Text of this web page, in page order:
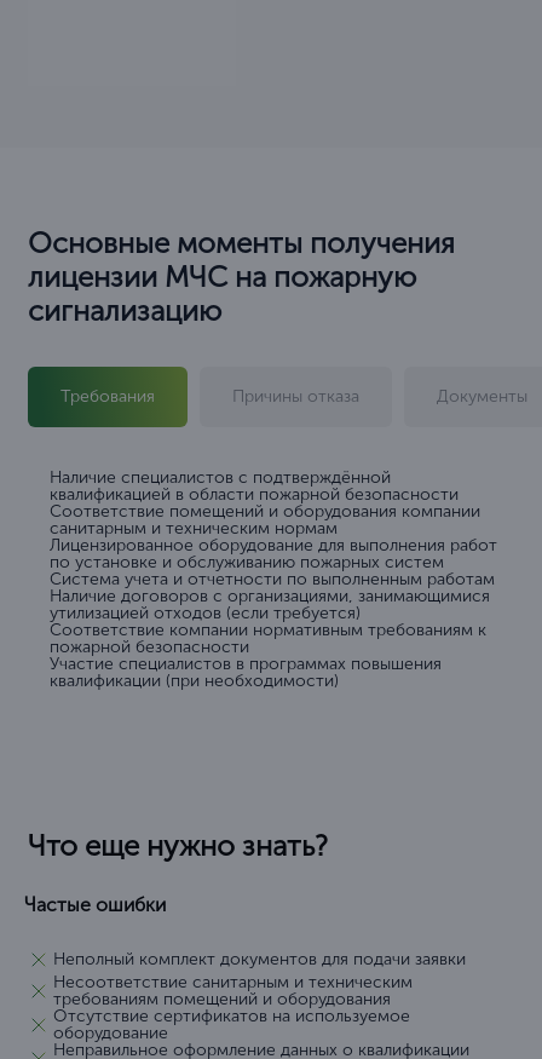
Основные моменты получения
лицензии МЧС на пожарную
сигнализацию
Требования Причины отказа Документы
Наличие специалистов с подтверждённой
квалификацией в области пожарной безопасности
Соответствие помещений и оборудования компании
санитарным и техническим нормам
Лицензированное оборудование для выполнения работ
по установке и обслуживанию пожарных систем
Система учета и отчетности по выполненным работам
Наличие договоров с организациями, занимающимися
утилизацией отходов (если требуется)
Соответствие компании нормативным требованиям к
пожарной безопасности
Участие специалистов в программах повышения
квалификации (при необходимости)
Что еще нужно знать?
Частые ошибки
Неполный комплект документов для подачи заявки
Несоответствие санитарным и техническим
требованиям помещений и оборудования
Отсутствие сертификатов на используемое
оборудование
Неправильное оформление данных о квалификации